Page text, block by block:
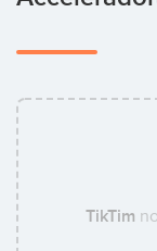
TikTim